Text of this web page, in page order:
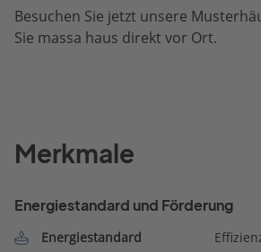
Besuchen Sie jetzt unsere
Sie massa haus direkt vor Ort.
Merkmale
Energiestandard und Förderung
Energiestandard